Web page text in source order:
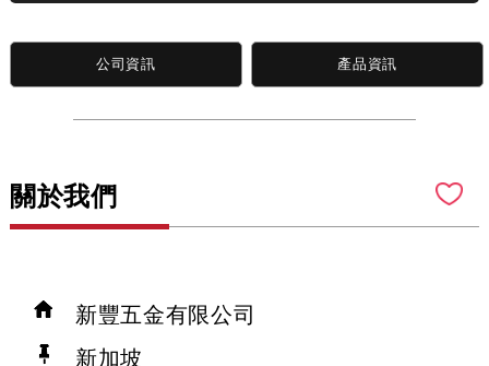
公司資訊 產品資訊
關於我們
新豐五金有限公司
新加坡